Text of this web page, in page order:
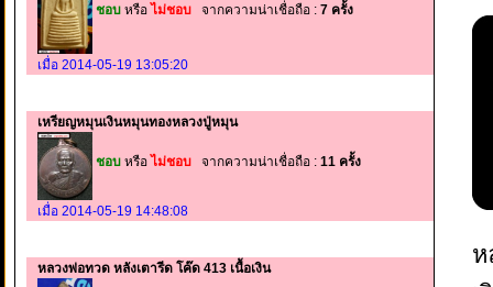
ชอบ หรือไม่ชอบ จากความน่าเชื่อถือ : 7 ครั้ง
เมื่อ 2014-05-19 13:05:20
เหรียญหมุนเงินหมุนทองหลวงปู่หมุน
ชอบ หรือ ไม่ชอบ จากความน่าเชื่อถือ : 11 ครั้ง
เมื่อ 2014-05-19 14:48:08
หลวงพ่อทวด หลังเตารีด โค๊ด 413 เนื้อเงิน
ห